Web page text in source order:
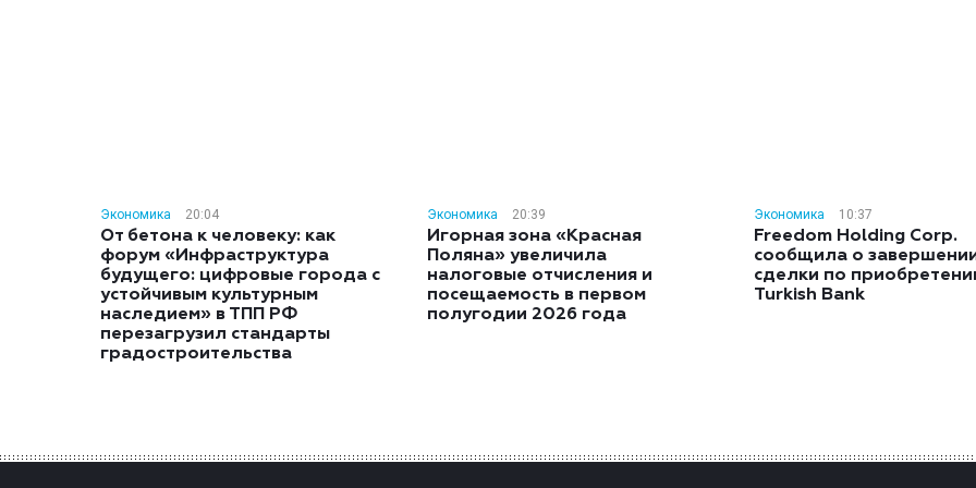
Экономика 20:04
От бетона к человеку: как
форум «Инфраструктура
будущего: цифровые города с
устойчивым культурным
наследием» в ТПП РФ
перезагрузил стандарты
градостроительства
Экономика 20:39
Игорная зона «Красная
Поляна» увеличила
налоговые отчисления и
посещаемость в первом
полугодии 2026 года
Экономика 10:37
Freedom Holding Corp.
сообщила о
сделки по
Turkish Bank